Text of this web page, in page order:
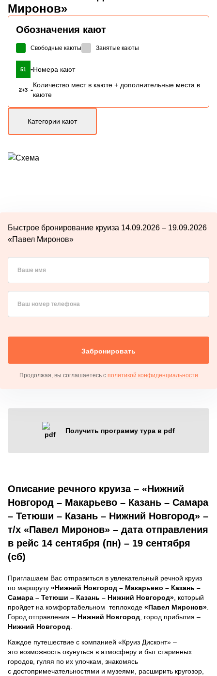
Миронов»
Обозначения кают
Свободные каюты Занятые каюты
51 -Номера кают
2+3 -
Количество мест в каюте + дополнительные места в
каюте
Категории кают
Быстрое бронирование круиза 14.09.2026 – 19.09.2026
«Павел Миронов»
Ваше имя
Ваш номер телефона
Забронировать
Продолжая, вы соглашаетесь с политикой конфиденциальности
Получить программу тура в pdf
Описание речного круиза – «Нижний
Новгород – Макарьево – Казань – Самара
– Тетюши – Казань – Нижний Новгород» –
т/х «Павел Миронов» – дата отправления
в рейс 14 сентября (пн) – 19 сентября
(сб)
Приглашаем Вас отправиться в увлекательный речной круиз
по маршруту «Нижний Новгород – Макарьево – Казань –
Самара – Тетюши – Казань – Нижний Новгород» , который
пройдет на комфортабельном теплоходе «Павел Миронов»
Город отправления – Нижний Новгород , город прибытия –
Нижний Новгород
Каждое путешествие с компанией «Круиз Дисконт» –
это возможность окунуться в атмосферу и быт старинных
городов, гуляя по их улочкам, знакомясь
с достопримечательностями и музеями, расширить кругозор,